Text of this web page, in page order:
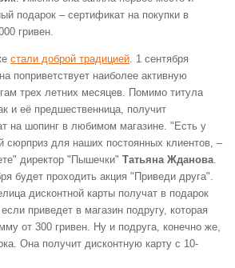
подарок – сертификат на покупки в
гривен.
стали доброй традицией. 1 сентября
поприветствует наиболее активную
трех летних месяцев. Помимо титула
и её предшественница, получит
на шопинг в любимом магазине. "Есть у
сюрприз для наших постоянных клиентов, –
директор "Пышечки" Татьяна Жданова.
будет проходить акция "Приведи друга".
дисконтной карты получат в подарок
приведет в магазин подругу, которая
от 300 гривен. Ну и подруга, конечно же,
Она получит дисконтную карту с 10-